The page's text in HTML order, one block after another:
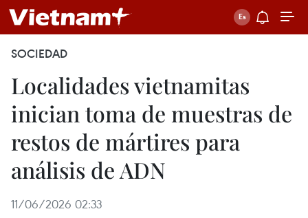
SOCIEDAD
Localidades vietnamitas
inician toma de muestras de
restos de mártires para
análisis de ADN
11/06/2026 02:33